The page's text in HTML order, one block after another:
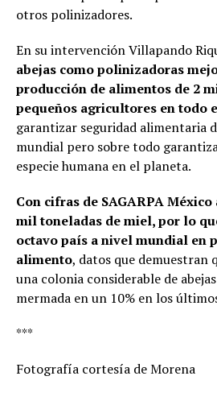
otros polinizadores.
En su intervención Villapando
abejas como polinizadoras
producción de alimentos de 2
pequeños agricultores en todo
garantizar seguridad alimentaria
mundial pero sobre todo
especie humana en el planeta.
Con cifras de SAGARPA
mil toneladas de miel, por lo
octavo país a nivel mundial en
alimento, datos que demuestran
una colonia considerable de
mermada en un 10% en los
***
Fotografía cortesía de Morena